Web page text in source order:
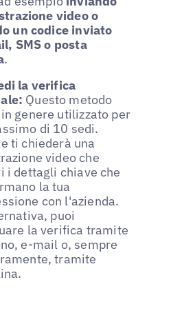
video o
un codice inviato
SMS o posta
.
la verifica
Questo metodo
genere utilizzato per
di 10 sedi.
ti chiederà una
video che
i dettagli chiave che
la tua
con l'azienda.
puoi
la verifica tramite
e-mail o, sempre
tramite